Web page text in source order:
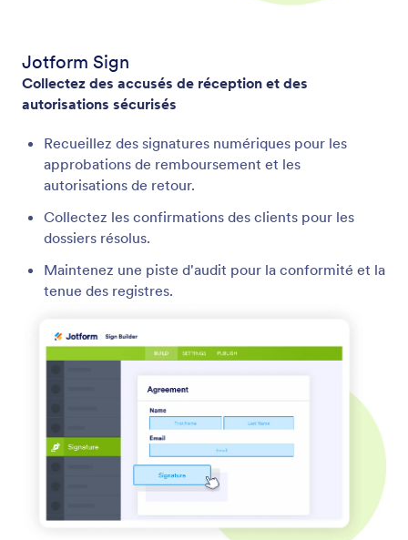
Jotform Sign
Collectez des accusés de réception et des
autorisations sécurisés
Recueillez des signatures numériques pour les
approbations de remboursement et les
autorisations de retour.
Collectez les confirmations des clients pour les
dossiers résolus.
Maintenez une piste d'audit pour la conformité et la
tenue des registres.